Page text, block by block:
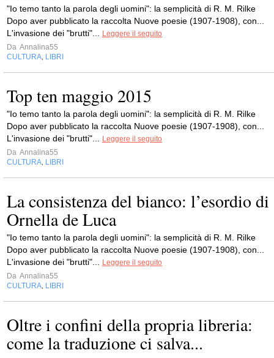
"Io temo tanto la parola degli uomini": la semplicità di R. M. Rilke
Dopo aver pubblicato la raccolta Nuove poesie (1907-1908), con...
L'invasione dei "brutti"...
Leggere il seguito
Da Annalina55
CULTURA LIBRI
Top ten maggio 2015
"Io temo tanto la parola degli uomini": la semplicità di R. M. Rilke
Dopo aver pubblicato la raccolta Nuove poesie (1907-1908), con...
L'invasione dei "brutti"...
Leggere il seguito
Da Annalina55
CULTURA LIBRI
La consistenza del bianco: l’esordio di
Ornella de Luca
"Io temo tanto la parola degli uomini": la semplicità di R. M. Rilke
Dopo aver pubblicato la raccolta Nuove poesie (1907-1908), con...
L'invasione dei "brutti"...
Leggere il seguito
Da Annalina55
CULTURA LIBRI
Oltre i confini della propria libreria:
come la traduzione ci salva...